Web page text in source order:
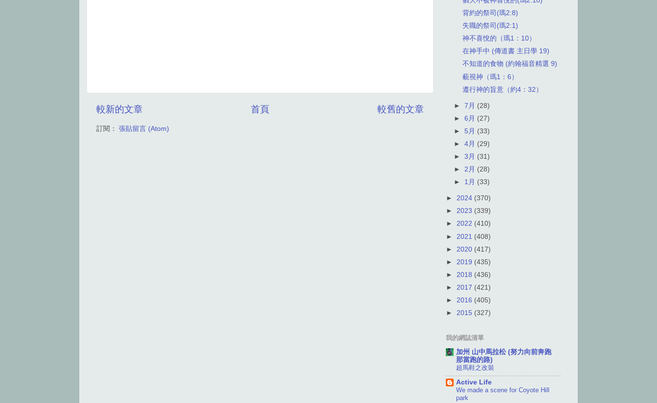
較新的文章 較舊的文章
首頁
訂閱： 張貼留言 (Atom)
背約的祭司(瑪2:8)
失職的祭司(瑪2:1)
神不喜悅的（瑪1：10）
在神手中 (傳道書 主日學 19)
不知道的食物 (約翰福音精選 9)
藐視神（瑪1：6）
遵行神的旨意（約4：32）
►7月 (28)
►6月 (27)
► 5月 (33)
►4月 (29)
►3月 (31)
►2月 (28)
► 1月 (33)
► 2024 (370)
► 2023 (339)
► 2022 (410)
► 2021 (408)
► 2020 (417)
► 2019 (435)
► 2018 (436)
► 2017 (421)
► 2016 (405)
► 2015 (327)
我的網誌清單
加州 山中馬拉松 (努力向前奔跑
那當跑的路)
超馬鞋之改裝
Active Life
We made a scene for Coyote Hill
park